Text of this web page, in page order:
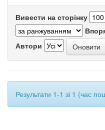
Вивести на сторінку
Автори
Результати 1-1 зі 1 (час